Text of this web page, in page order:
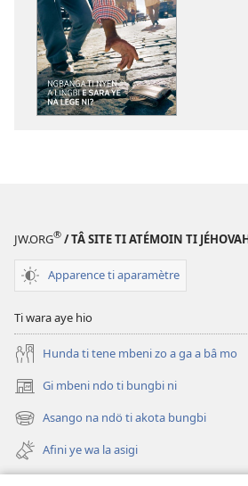
JW.ORG® / TÂ SITE TI ATÉMOIN TI
Apparence ti aparamètre
Ti wara aye hio
Hunda ti tene mbeni zo a ga a bâ mo
Gi mbeni ndo ti bungbi ni
(zi
mbeni
fini
page)
Asango na ndö ti akota bungbi
(zi
mbeni
fini
page)
Afini ye wa la asigi